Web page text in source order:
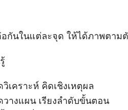
อกันในแต่ละจุด ให้ได้ภาพตาม
เคราะห์ คิดเชิงเหตุผล
วางแผน เรียงลำดับขั้นตอน